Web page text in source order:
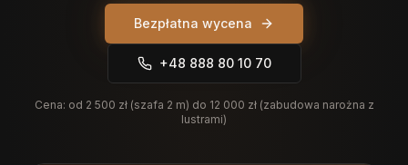
Bezpłatna wycena
+48 888 80 10 70
Cena: od 2 500 zł (szafa 2 m) do 12 000 zł (zabudowa narożna z
lustrami)